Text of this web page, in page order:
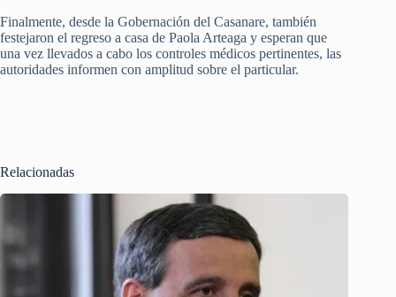
Finalmente, desde la Gobernación del Casanare, también
festejaron el regreso a casa de Paola Arteaga y esperan que
una vez llevados a cabo los controles médicos pertinentes, las
autoridades informen con amplitud sobre el particular.
Relacionadas